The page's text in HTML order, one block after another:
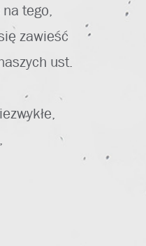
tego,
zawieść
ust.